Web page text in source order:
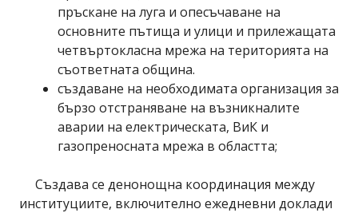
пръскане на луга и опесъчаване на
основните пътища и улици и прилежащата
четвъртокласна мрежа на територията на
съответната община.
създаване на необходимата организация за
бързо отстраняване на възникналите
аварии на електрическата, ВиК и
газопреносната мрежа в областта;
Създава се денонощна координация между
институциите, включително ежедневни доклади